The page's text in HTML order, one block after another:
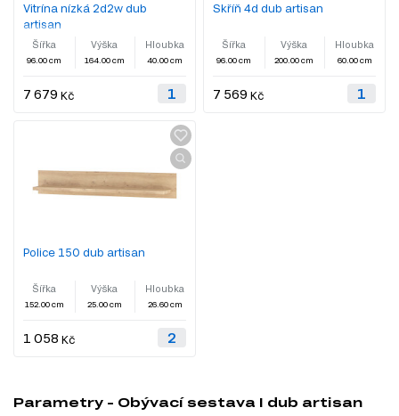
Vitrína nízká 2d2w dub
artisan
Šířka
96.00 cm
Výška
164.00 cm
Hloubka
40.00 cm
7 679 Kč
Skříň 4d dub artisan
Šířka
96.00 cm
Výška
200.00 cm
Hloubka
60.00 cm
7 569 Kč
Police 150 dub artisan
Šířka
152.00 cm
Výška
25.00 cm
Hloubka
26.60 cm
1 058 Kč
Parametry - Obývací sestava I dub artisan